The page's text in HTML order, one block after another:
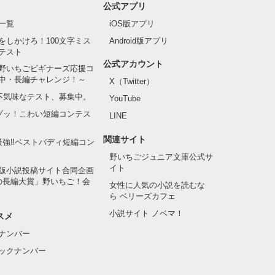
許せない許せ
許せない
覧
しかけろ！100文字ミス
スト
いちごビギナーズ応援コ
・長編チャレンジ！～
味なテスト、募集中。
ッ！こわい短編コンテス
強‼ベストバディ短編コン
小説投稿サイト合同企画
長編大賞」野いちご！会
メ
ンバー
クナンバー
公式アプリ
iOS版アプリ
Android版アプリ
公式アカウント
X（Twitter）
YouTube
LINE
関連サイト
野いちごジュニア文庫公式サ
イト
女性に人気の小説を読むな
ら ベリーズカフェ
小説サイト ノベマ！